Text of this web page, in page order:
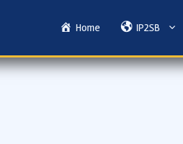
Home IP2SB